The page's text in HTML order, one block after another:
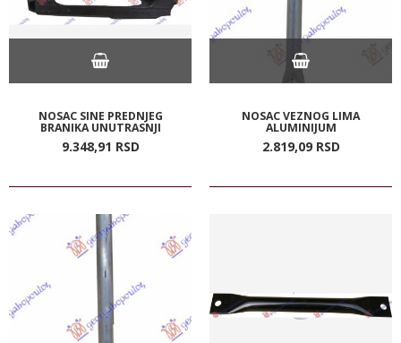
NOSAC SINE PREDNJEG
BRANIKA UNUTRASNJI
9.348,91 RSD
NOSAC VEZNOG LIMA
ALUMINIJUM
2.819,09 RSD